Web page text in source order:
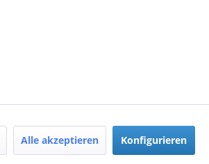
Alle akzeptieren Konfigurieren